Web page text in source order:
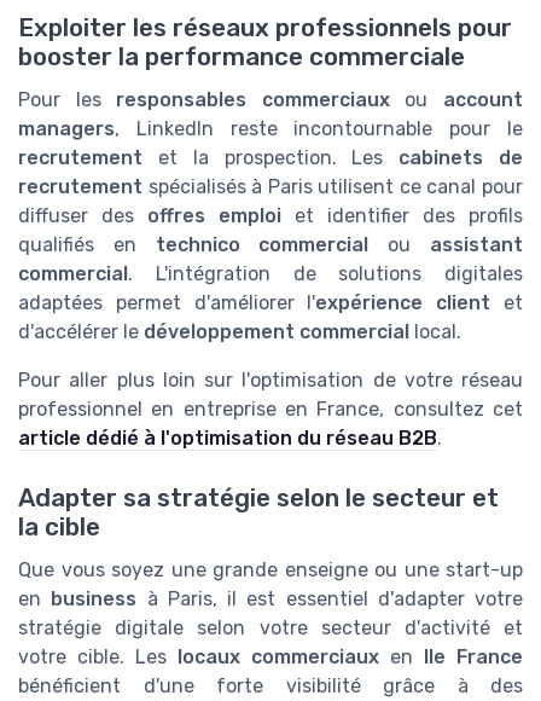
Exploiter les réseaux professionnels pour
booster la performance commerciale
Pour les responsables commerciauxou account
managers, LinkedIn reste incontournable pour le
recrutement et la prospection. Les cabinets de
recrutement spécialisés à Paris utilisent ce canal pour
diffuser des offres emploi et identifier des profils
qualifiés en technico commercial ou assistant
commercial . L'intégration de solutions digitales
adaptées permet d'améliorer l'expérience client et
d'accélérer le développement commercial local.
Pour aller plus loin sur l'optimisation de votre réseau
professionnel en entreprise en France, consultez cet
article dédié à l'optimisation du réseau B2B.
Adapter sa stratégie selon le secteur et
la cible
Que vous soyez une grande enseigne ou une start-up
en business à Paris, il est essentiel d'adapter votre
stratégie digitale selon votre secteur d'activité et
votre cible. Les locaux commerciaux en Ile France
bénéficient d'une forte visibilité grâce à des